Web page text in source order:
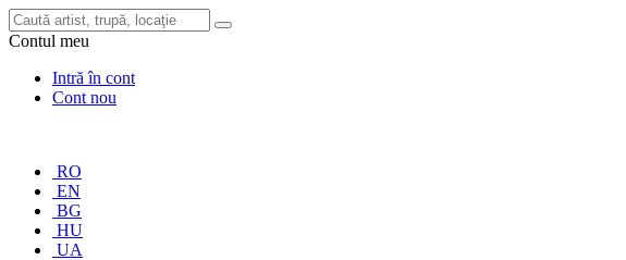
Contul meu
Intră în cont
Cont nou
RO
EN
BG
HU
UA